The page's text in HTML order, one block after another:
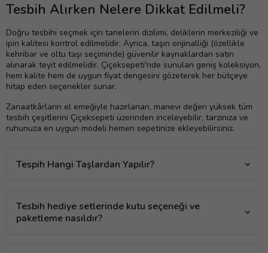
Tesbih Alırken Nelere Dikkat Edilmeli?
Doğru tesbihi seçmek için tanelerin dizilimi, deliklerin merkeziliği ve
ipin kalitesi kontrol edilmelidir. Ayrıca, taşın orijinalliği (özellikle
kehribar ve oltu taşı seçiminde) güvenilir kaynaklardan satın
alınarak teyit edilmelidir. Çiçeksepeti'nde sunulan geniş koleksiyon,
hem kalite hem de uygun fiyat dengesini gözeterek her bütçeye
hitap eden seçenekler sunar.
Zanaatkârların el emeğiyle hazırlanan, manevi değeri yüksek tüm
tesbih çeşitlerini Çiçeksepeti üzerinden inceleyebilir, tarzınıza ve
ruhunuza en uygun modeli hemen sepetinize ekleyebilirsiniz.
Tespih Hangi Taşlardan Yapılır?
Tesbih hediye setlerinde kutu seçeneği ve
paketleme nasıldır?